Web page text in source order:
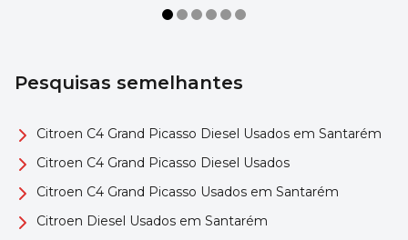
Pesquisas semelhantes
Citroen C4 Grand Picasso Diesel Usados em Santarém
Citroen C4 Grand Picasso Diesel Usados
Citroen C4 Grand Picasso Usados em Santarém
Citroen Diesel Usados em Santarém